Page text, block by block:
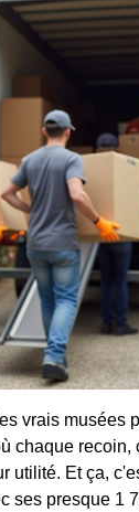
vrais musées
chaque recoin,
utilité. Et ça,
ses presque 1